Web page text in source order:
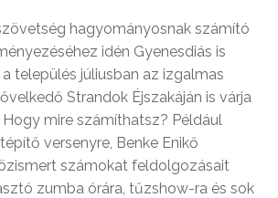
hagyományosnak számító
idén Gyenesdiás is
település júliusban az izgalmas
Strandok Éjszakáján is várja
mire számíthatsz? Például
versenyre, Benke Enikő
számokat feldolgozásait
zumba órára, tűzshow-ra és sok